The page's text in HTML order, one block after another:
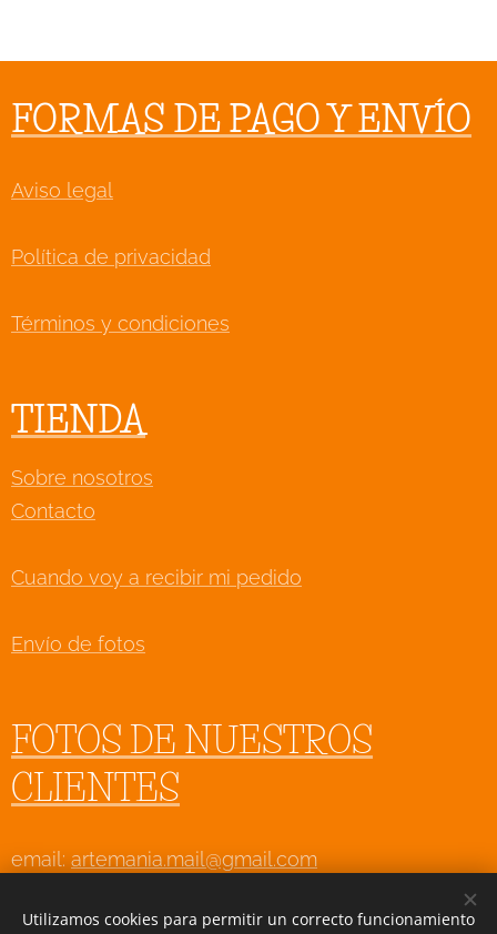
FORMAS DE PAGO Y ENVÍO
Aviso legal
Política de privacidad
Términos y condiciones
TIENDA
Sobre nosotros
Contacto
Cuando voy a recibir mi pedido
Envío de fotos
FOTOS DE NUESTROS
CLIENTES
email: artemania.mail@gmail.com
WhatsApp: 625 927 903 (Sólo consultas, no envíes
Utilizamos cookies para permitir un correcto funcionamiento